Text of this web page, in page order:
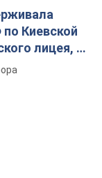
Киевской
лицея, её